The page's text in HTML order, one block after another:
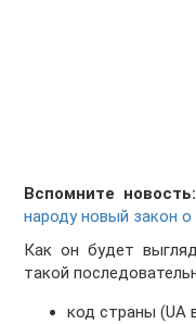
Вспомните
народу новый закон
Как он будет
такой
код страны (UA